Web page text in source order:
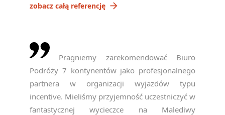
zobacz całą referencję arrow_forward
Pragniemy zarekomendować Biuro
Podróży 7 kontynentów jako profesjonalnego
partnera w organizacji wyjazdów typu
incentive. Mieliśmy przyjemność uczestniczyć w
fantastycznej wycieczce na Malediwy